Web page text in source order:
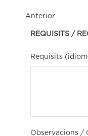
Anterior
REQUISITS /
Requisits
Observacions /